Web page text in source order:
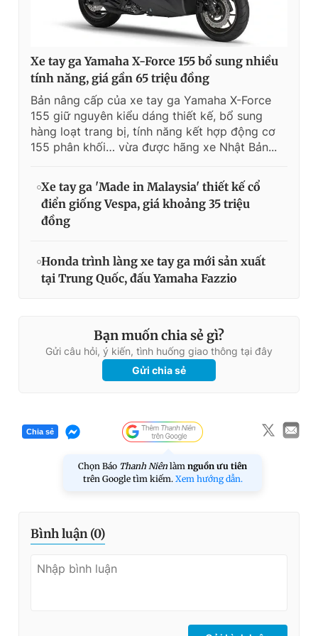
Xe tay ga Yamaha X-Force 155 bổ sung nhiều
tính năng, giá gần 65 triệu đồng
Bản nâng cấp của xe tay ga Yamaha X-Force
155 giữ nguyên kiểu dáng thiết kế, bổ sung
hàng loạt trang bị, tính năng kết hợp động cơ
155 phân khối… vừa được hãng xe Nhật Bản...
Xe tay ga 'Made in Malaysia' thiết kế cổ
điển giống Vespa, giá khoảng 35 triệu
đồng
Honda trình làng xe tay ga mới sản xuất
tại Trung Quốc, đấu Yamaha Fazzio
Bạn muốn chia sẻ gì?
Gửi câu hỏi, ý kiến, tình huống giao thông tại đây
Gửi chia sẻ
Chia sẻ
Chọn Báo Thanh Niên làm nguồn ưu tiên
trên Google tìm kiếm. Xem hướng dẫn.
Bình luận (0)